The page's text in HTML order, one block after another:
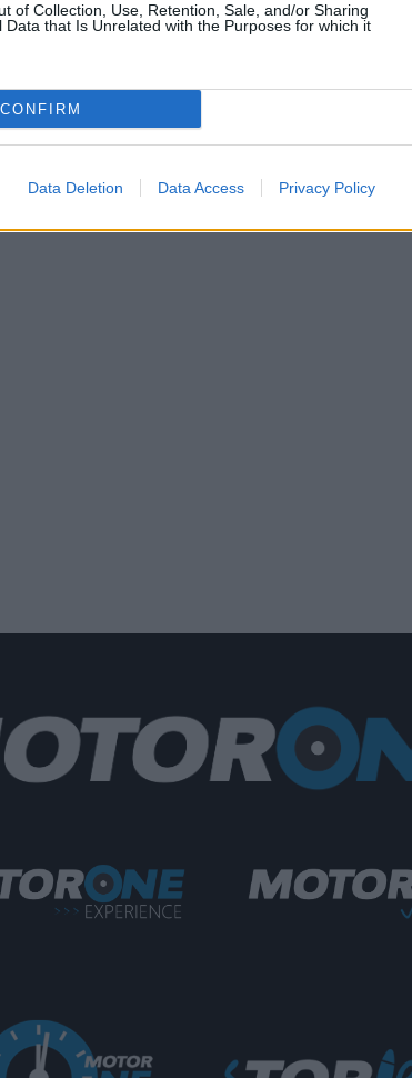
of Collection, Use, Retention, Sale, and/or Sharing
Data that Is Unrelated with the Purposes for which it
CONFIRM
Data Deletion Data Access Privacy Policy